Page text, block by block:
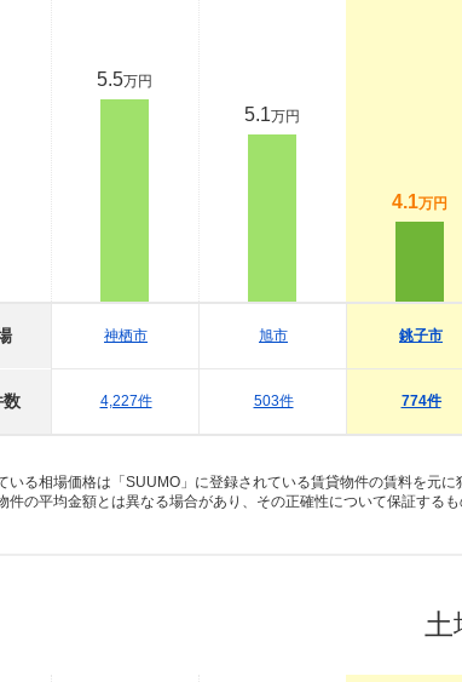
数
5.5万円
神栖市
4,227件
5.1万円
旭市
503件
4.1万円
銚子市
774件
いる相場価格は「SUUMO」に登録されている賃貸物件の賃料を元
件の平均金額とは異なる場合があり、その正確性について保証するも
土